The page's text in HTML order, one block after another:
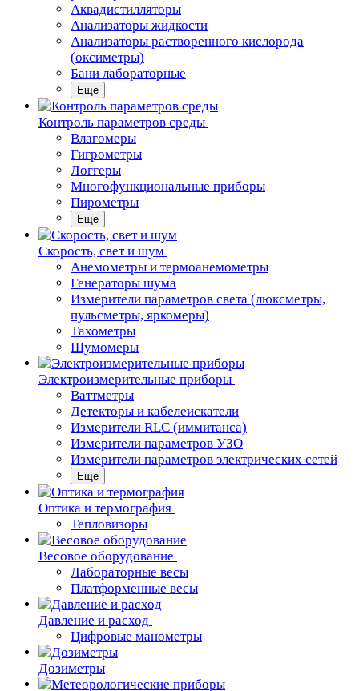
Аквадистилляторы
Анализаторы жидкости
Анализаторы растворенного кислорода
(оксиметры)
Бани лабораторные
Еще
Контроль параметров среды
Влагомеры
Гигрометры
Логгеры
Многофункциональные приборы
Пирометры
Еще
Скорость, свет и шум
Анемометры и термоанемометры
Генераторы шума
Измерители параметров света (люксметры,
пульсметры, яркомеры)
Тахометры
Шумомеры
Электроизмерительные приборы
Ваттметры
Детекторы и кабелеискатели
Измерители RLC (иммитанса)
Измерители параметров УЗО
Измерители параметров электрических сетей
Еще
Oптика и термография
Тепловизоры
Весовое оборудование
Лабораторные весы
Платформенные весы
Давление и расход
Цифровые манометры
Дозиметры